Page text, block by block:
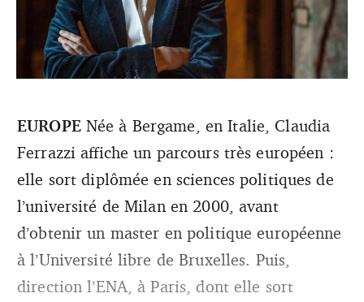
Claudia Ferrazzi (DR).
EUROPE Née à Bergame, en Italie, Claudia
Ferrazzi affiche un parcours très européen :
elle sort diplômée en sciences politiques de
l’université de Milan en 2000, avant
d’obtenir un master en politique européenne
à l’Université libre de Bruxelles. Puis,
direction l’ENA, à Paris, dont elle sort